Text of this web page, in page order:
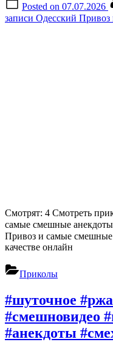
Posted on 07.07.2026
записи Одесский
Смотрят: 4 Смотреть
самые смешные
Привоз и самые
качестве онлайн
Приколы
#шуточное
#смешновидео
#анекдоты